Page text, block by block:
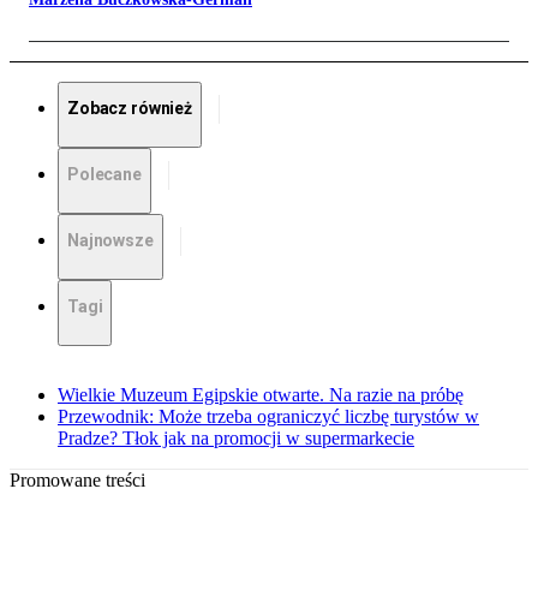
Zobacz również
Polecane
Najnowsze
Tagi
Wielkie Muzeum Egipskie otwarte. Na razie na próbę
Przewodnik: Może trzeba ograniczyć liczbę turystów w
Pradze? Tłok jak na promocji w supermarkecie
Promowane treści